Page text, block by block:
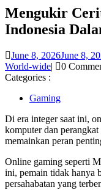
Mengukir
Indonesia
June 8, 2026June 8,
World-wide| 0
Categories :
Gaming
Di era integer saat ini,
komputer dan
memainkan peran
Online gaming seperti
ini, pemain tidak hanya
persahabatan yang